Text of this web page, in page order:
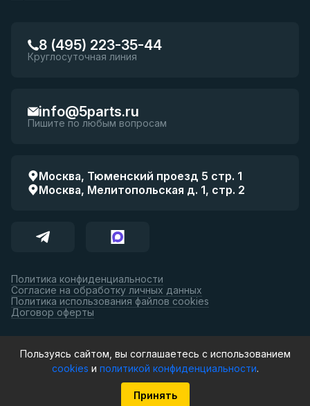
8 (495) 223-35-44
Круглосуточная линия
info@5parts.ru
Пишите по любым вопросам
Москва, Тюменский проезд 5 стр. 1
Москва, Мелитопольская д. 1, стр. 2
Политика конфиденциальности
Согласие на обработку личных данных
Политика использования файлов cookies
Договор оферты
Принимаем к оплате:
© 5parts, 2026. Все права защищены.
Пользуясь сайтом, вы соглашаетесь с использованием
cookies и политикой конфиденциальности.
Принять